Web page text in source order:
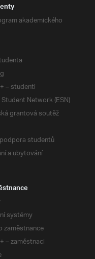
akademického
– studenti
Network (ESN)
grantová soutěž
studentů
a ubytování
systémy
zaměstnance
– zaměstnaci